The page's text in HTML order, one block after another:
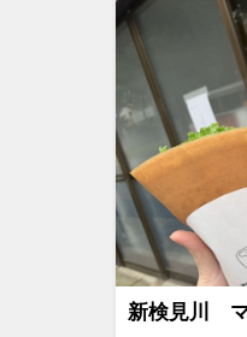
新検見川